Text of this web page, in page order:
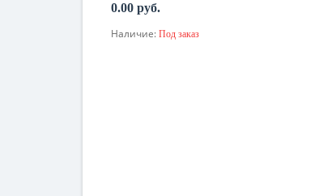
0.00 руб.
По запросу
Наличие: Под заказ